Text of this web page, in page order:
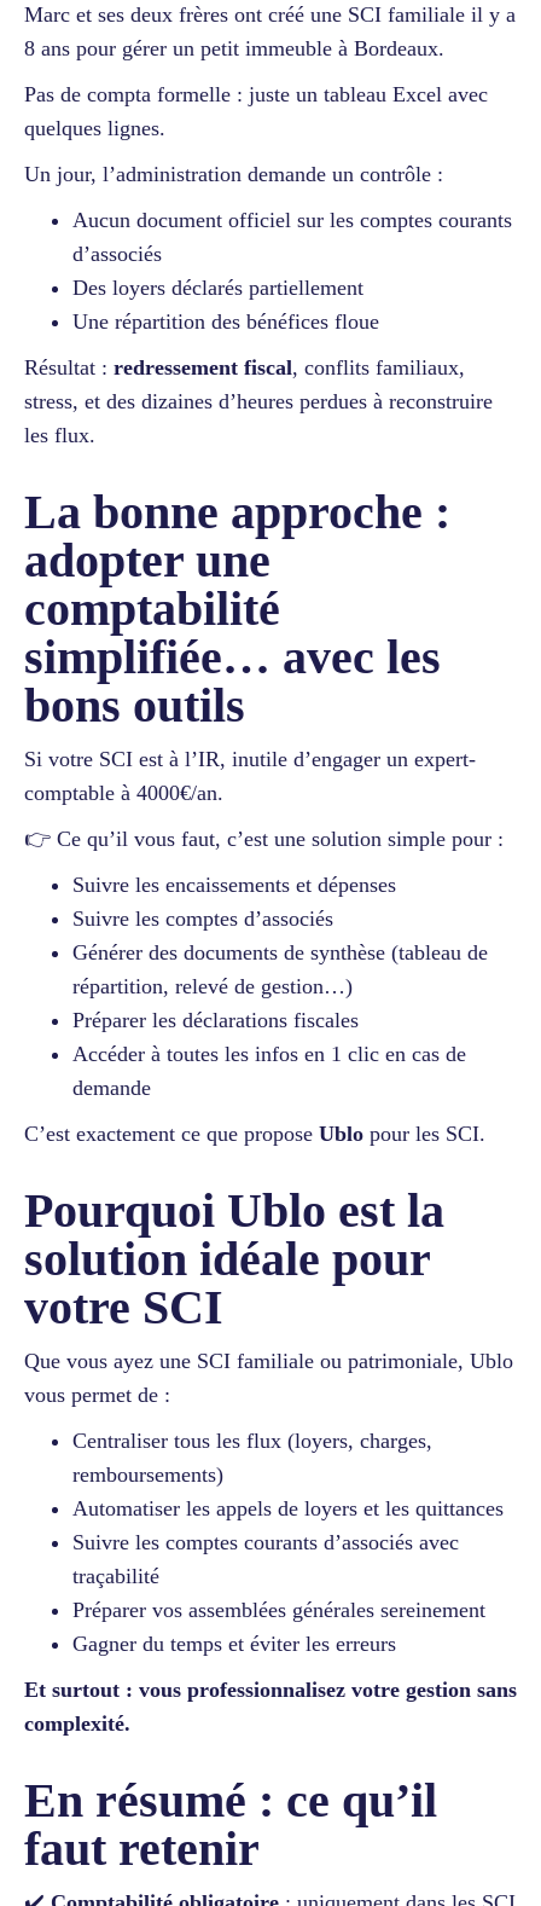
Marc et ses deux frères ont créé une SCI familiale il y a
8 ans pour gérer un petit immeuble à Bordeaux.
Pas de compta formelle : juste un tableau Excel avec
quelques lignes.
Un jour, l’administration demande un contrôle :
Aucun document officiel sur les comptes courants
d’associés
Des loyers déclarés partiellement
Une répartition des bénéfices floue
Résultat : redressement fiscal, conflits familiaux,
stress, et des dizaines d’heures perdues à reconstruire
les flux.
La bonne approche :
adopter une
comptabilité
simplifiée… avec les
bons outils
Si votre SCI est à l’IR, inutile d’engager un expert-
comptable à 4000€/an.
👉 Ce qu’il vous faut, c’est une solution simple pour :
Suivre les encaissements et dépenses
Suivre les comptes d’associés
Générer des documents de synthèse (tableau de
répartition, relevé de gestion…)
Préparer les déclarations fiscales
Accéder à toutes les infos en 1 clic en cas de
demande
C’est exactement ce que propose Ublo pour les SCI.
Pourquoi Ublo est la
solution idéale pour
votre SCI
Que vous ayez une SCI familiale ou patrimoniale, Ublo
vous permet de :
Centraliser tous les flux (loyers, charges,
remboursements)
Automatiser les appels de loyers et les quittances
Suivre les comptes courants d’associés avec
traçabilité
Préparer vos assemblées générales sereinement
Gagner du temps et éviter les erreurs
Et surtout : vous professionnalisez votre gestion sans
complexité.
En résumé : ce qu’il
faut retenir